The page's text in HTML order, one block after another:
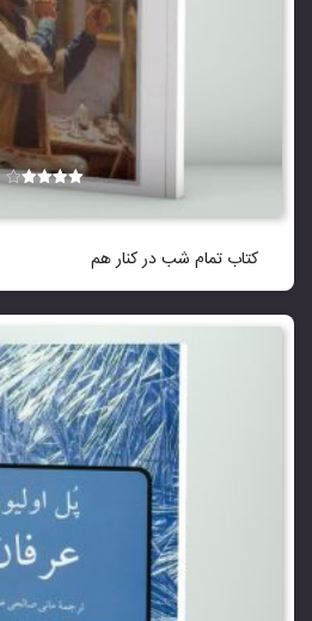
کتاب تمام شب در کنار هم